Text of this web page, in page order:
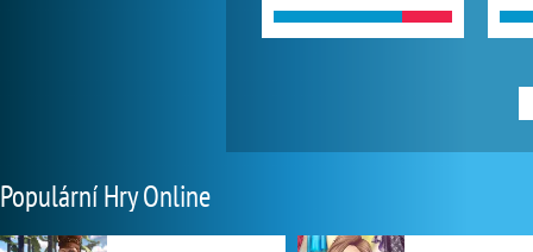
Populární Hry Online